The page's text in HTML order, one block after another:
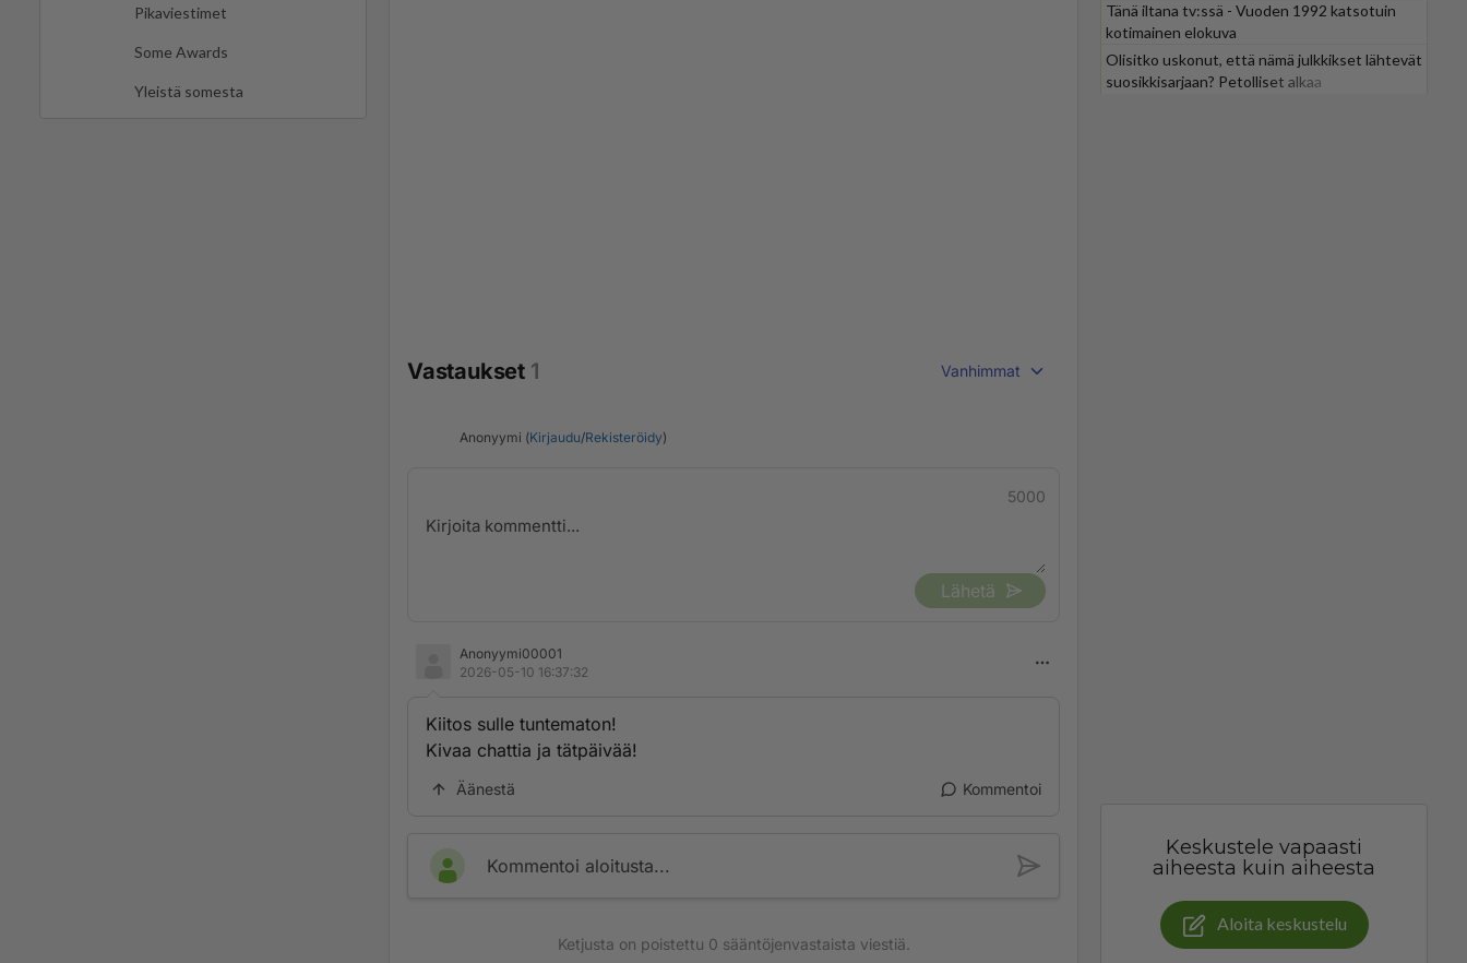
Pikaviestimet
Some Awards
Yleistä somesta
Vastaukset 1 Vanhimmat
Anonyymi (Kirjaudu/Rekisteröidy)
5000
Lähetä
Anonyymi00001
2026-05-10 16:37:32
Kiitos sulle tuntematon!
Kivaa chattia ja tätpäivää!
Äänestä Kommentoi
Kommentoi aloitusta...
Ketjusta on poistettu 0 sääntöjenvastaista viestiä.
Tänä iltana tv:ssä - Vuoden 1992 katsotuin
kotimainen elokuva
Olisitko uskonut, että nämä julkkikset lähtevät
suosikkisarjaan? Petolliset alkaa
Keskustele vapaasti
aiheesta kuin aiheesta
Aloita keskustelu